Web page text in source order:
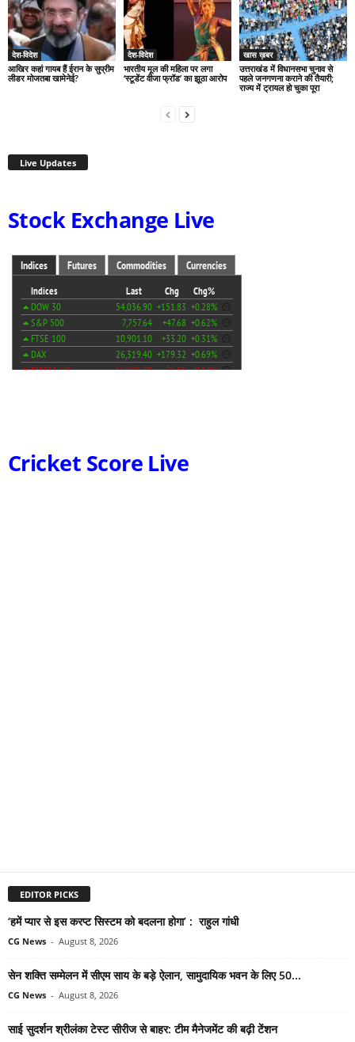
देश-विदेश
आखिर कहां गायब हैं ईरान के सुप्रीम
लीडर मोजतबा खामेनेई?
देश-विदेश
भारतीय मूल की महिला पर लगा
‘स्टूडेंट वीजा फ्रॉड’ का झूठा आरोप
खास ख़बर
उत्तराखंड में विधानसभा चुनाव से
पहले जनगणना कराने की तैयारी;
राज्य में ट्रायल हो चुका पूरा
Live Updates
Stock Exchange Live
Cricket Score Live
EDITOR PICKS
‘हमें प्यार से इस करप्ट सिस्टम को बदलना होगा’ : राहुल गांधी
CG News - August 8, 2026
सेन शक्ति सम्मेलन में सीएम साय के बड़े ऐलान, सामुदायिक भवन के लिए 50...
CG News - August 8, 2026
साई सुदर्शन श्रीलंका टेस्ट सीरीज से बाहर: टीम मैनेजमेंट की बढ़ी टेंशन